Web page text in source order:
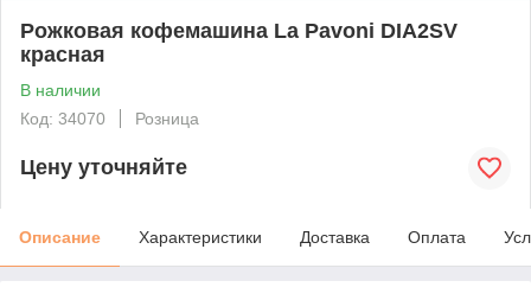
Рожковая кофемашина La Pavoni DIA2SV
красная
В наличии
Код: 34070
Розница
Цену уточняйте
Описание Характеристики Доставка Оплата